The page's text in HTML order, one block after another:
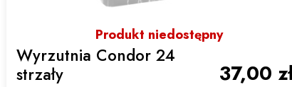
Produkt niedostępny
Wyrzutnia Condor 24
strzały
37,00